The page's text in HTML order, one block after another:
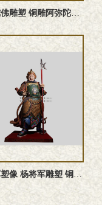
阿弥陀佛雕塑 铜雕阿弥陀佛塑像